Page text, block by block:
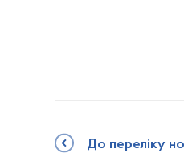
До переліку